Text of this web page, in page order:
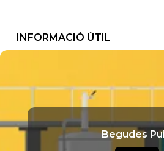
INFORMACIÓ ÚTIL
Begudes